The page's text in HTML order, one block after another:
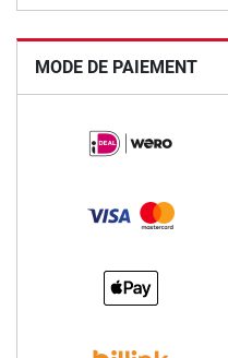
MODE DE PAIEMENT